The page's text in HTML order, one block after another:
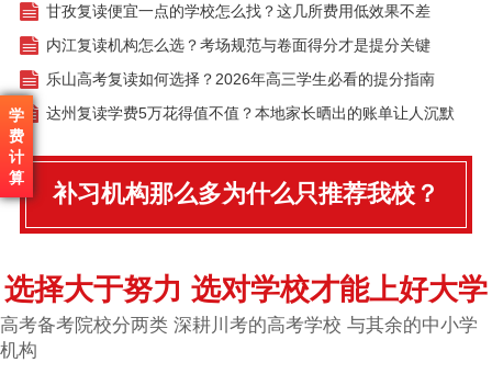
甘孜复读便宜一点的学校怎么找？这几所费用低效果不差
内江复读机构怎么选？考场规范与卷面得分才是提分关键
乐山高考复读如何选择？2026年高三学生必看的提分指南
达州复读学费5万花得值不值？本地家长晒出的账单让人沉默
补习机构那么多为什么只推荐我校？
选择大于努力 选对学校才能上好大学
高考备考院校分两类 深耕川考的高考学校 与其余的中小学
机构
学
费
计
算